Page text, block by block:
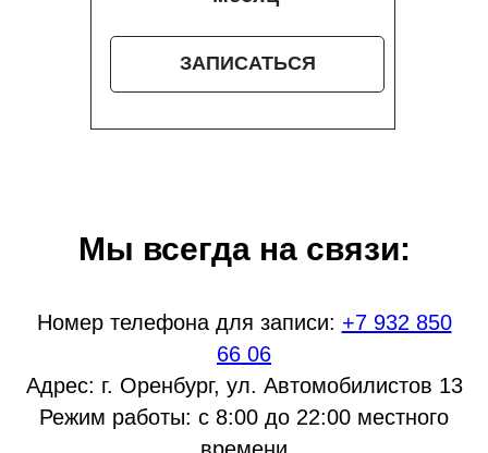
ЗАПИСАТЬСЯ
Мы всегда на связи:
Номер телефона для записи: +7 932 850
66 06
Адрес: г. Оренбург, ул. Автомобилистов 13
Режим работы: с 8:00 до 22:00 местного